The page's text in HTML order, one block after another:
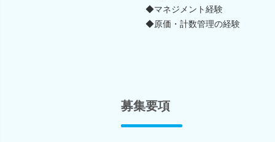
◆マネジメント経験
◆原価・計数管理の経験
募集要項